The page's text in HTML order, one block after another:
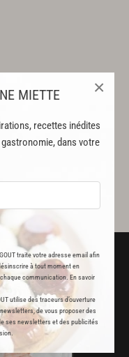
MIETTE
recettes inédites
dans votre
traite votre adresse email afin
à tout moment en
communication. En savoir
utilise des traceurs d’ouverture
de vous proposer des
ses newsletters et des publicités
×